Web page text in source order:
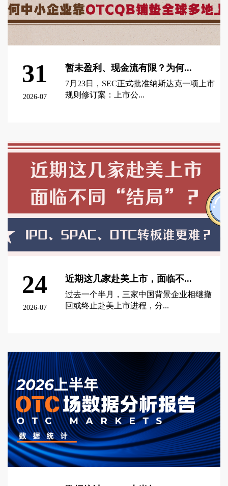
31
2026-07
暂未盈利、现金流有限？为何...
7月23日，SEC正式批准纳斯达克一项上市
规则修订案：上市公...
24
2026-07
近期这几家赴美上市，面临不...
过去一个半月，三家中国背景企业相继撤
回或终止赴美上市进程，分...